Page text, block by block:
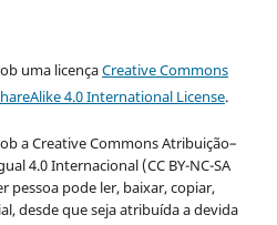
uma licençaCreative Commons
4.0 International License.
a Creative Commons Atribuição–
4.0 Internacional (CC BY-NC-SA
pessoa pode ler, baixar, copiar,
desde que seja atribuída a devida